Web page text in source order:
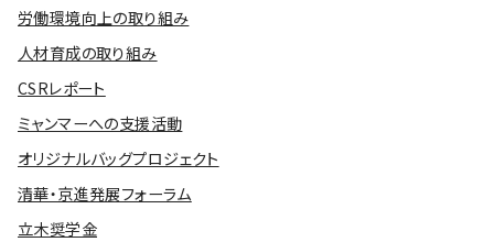
労働環境向上の取り組み
人材育成の取り組み
CSRレポート
ミャンマーへの支援活動
オリジナルバッグプロジェクト
清華・京進発展フォーラム
立木奨学金